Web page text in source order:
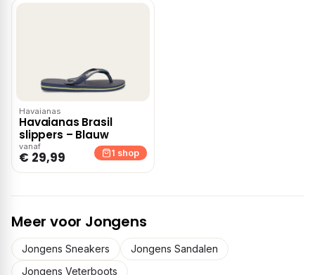
Havaianas
Havaianas Brasil
slippers – Blauw
vanaf
€ 29,99 1 shop
Meer voor Jongens
Jongens Sneakers
Jongens Sandalen
Jongens Veterboots